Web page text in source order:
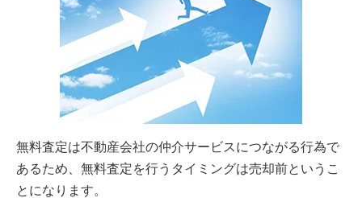
無料査定は不動産会社の仲介サービスにつながる行為で
あるため、無料査定を行うタイミングは売却前というこ
とになります。